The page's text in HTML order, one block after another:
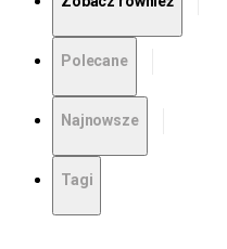
Polecane
Najnowsze
Tagi